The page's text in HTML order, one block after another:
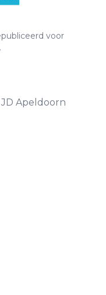
voor
Apeldoorn